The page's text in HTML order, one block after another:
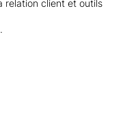
relation client et outils